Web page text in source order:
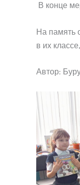
В конце
На память
в их
Автор: